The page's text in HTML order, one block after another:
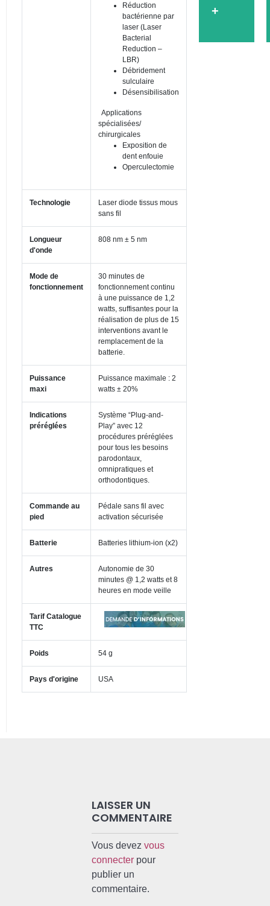
Réduction
bactérienne par
laser (Laser
Bacterial
Reduction –
LBR)
Débridement
sulculaire
Désensibilisation
Applications
spécialisées/
chirurgicales
Exposition de
dent enfouie
Operculectomie
Technologie
Laser diode tissus mous
sans fil
Longueur
d'onde
808 nm ± 5 nm
Mode de
fonctionnement
30 minutes de
fonctionnement continu
à une puissance de 1,2
watts, suffisantes pour la
réalisation de plus de 15
interventions avant le
remplacement de la
batterie.
Puissance
maxi
Puissance maximale : 2
watts ± 20%
Indications
préréglées
Système “Plug-and-
Play” avec 12
procédures préréglées
pour tous les besoins
parodontaux,
omnipratiques et
orthodontiques.
Commande au
pied
Pédale sans fil avec
activation sécurisée
Batterie Batteries lithium-ion (x2)
Autres
Autonomie de 30
minutes @ 1,2 watts et 8
heures en mode veille
Tarif Catalogue
TTC
Poids 54 g
Pays d'origine USA
+
LAISSER UN
COMMENTAIRE
Vous devezvous
connecter pour
publier un
commentaire.